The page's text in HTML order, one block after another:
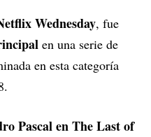
Wednesday, fue
en una serie de
en esta categoría
Pascal en The Last of